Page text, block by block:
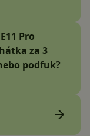
Pro
za 3
podfuk?